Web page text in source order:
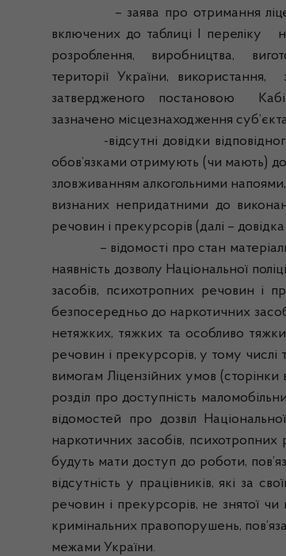
– заява про отримання ліцензії
включених до таблиці I переліку
розроблення, виробництва,
території України,
затвердженого постановою
зазначено місцезнаходження
-відсутні довідки відповідного
обов’язками отримують (чи мають)
зловживанням алкогольними
визнаних непридатними до
речовин і прекурсорів (далі –
– відомості про стан матеріально-
наявність дозволу Національної
засобів, психотропних речовин і
безпосередньо до наркотичних
нетяжких, тяжких та особливо
речовин і прекурсорів, у тому
вимогам Ліцензійних умов
розділ про доступність
відомостей про дозвіл
наркотичних засобів, психотропних
будуть мати доступ до роботи,
відсутність у працівників, які за
речовин і прекурсорів, не знятої
кримінальних правопорушень,
межами України.